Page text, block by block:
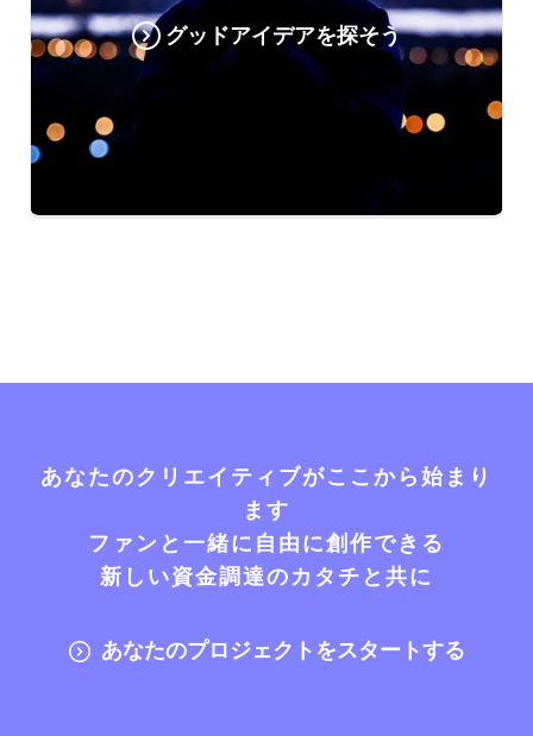
グッドアイデアを探そう
あなたのクリエイティブがここから始まり
ます
ファンと一緒に自由に創作できる
新しい資金調達のカタチと共に
あなたのプロジェクトをスタートする